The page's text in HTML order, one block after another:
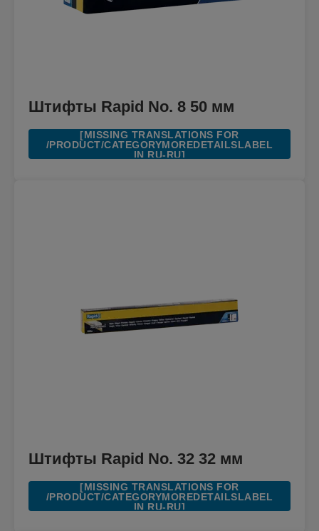
Штифты Rapid No. 8 50 мм
[MISSING TRANSLATIONS FOR
/PRODUCT/CATEGORYMOREDETAILSLABEL
IN RU-RU]
Штифты Rapid No. 32 32 мм
[MISSING TRANSLATIONS FOR
/PRODUCT/CATEGORYMOREDETAILSLABEL
IN RU-RU]